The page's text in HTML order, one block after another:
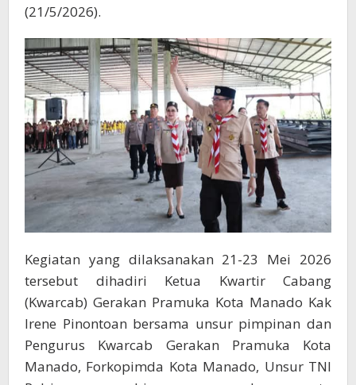
(21/5/2026).
Kegiatan yang dilaksanakan 21-23 Mei 2026
tersebut dihadiri Ketua Kwartir Cabang
(Kwarcab) Gerakan Pramuka Kota Manado Kak
Irene Pinontoan bersama unsur pimpinan dan
Pengurus Kwarcab Gerakan Pramuka Kota
Manado, Forkopimda Kota Manado, Unsur TNI